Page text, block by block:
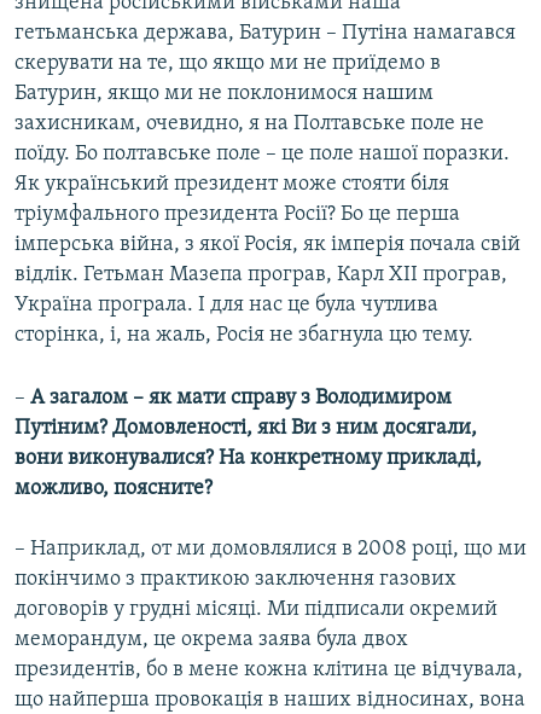
гетьманська держава, Батурин – Путіна намагався
скерувати на те, що якщо ми не приїдемо в
Батурин, якщо ми не поклонимося нашим
захисникам, очевидно, я на Полтавське поле не
поїду. Бо полтавське поле – це поле нашої поразки.
Як український президент може стояти біля
тріумфального президента Росії? Бо це перша
імперська війна, з якої Росія, як імперія почала свій
відлік. Гетьман Мазепа програв, Карл ХІІ програв,
Україна програла. І для нас це була чутлива
сторінка, і, на жаль, Росія не збагнула цю тему.
– А загалом – як мати справу з Володимиром
Путіним? Домовленості, які Ви з ним досягали,
вони виконувалися? На конкретному прикладі,
можливо, поясните?
– Наприклад, от ми домовлялися в 2008 році, що ми
покінчимо з практикою заключення газових
договорів у грудні місяці. Ми підписали окремий
меморандум, це окрема заява була двох
президентів, бо в мене кожна клітина це відчувала,
що найперша провокація в наших відносинах, вона